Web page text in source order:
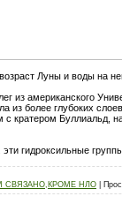
Луны и воды на
из американского
из более глубоких
кратером Буллиальд,
гидроксильные
СВЯЗАНО,КРОМЕ НЛО